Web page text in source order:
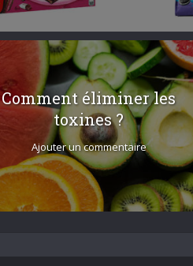
Comment éliminer les
toxines ?
Ajouter un commentaire